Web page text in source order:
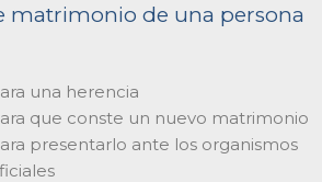
matrimonio de una persona
una herencia
que conste un nuevo matrimonio
presentarlo ante los organismos